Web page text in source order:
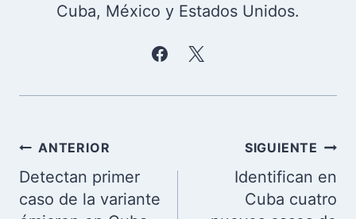
Cuba, México y Estados Unidos.
Navegación
de
entradas
ANTERIOR
Detectan primer
caso de la variante
SIGUIENTE
Identifican en
Cuba cuatro